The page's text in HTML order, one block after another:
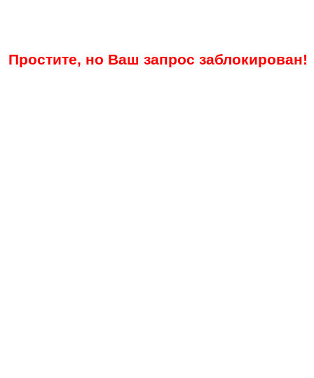
Простите, но Ваш запрос заблокирован!